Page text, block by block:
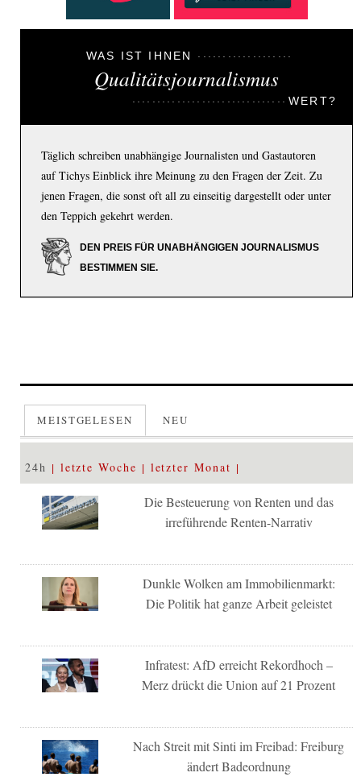
WAS IST IHNEN
Qualitätsjournalismus
WERT?
Täglich schreiben unabhängige Journalisten und Gastautoren
auf Tichys Einblick ihre Meinung zu den Fragen der Zeit. Zu
jenen Fragen, die sonst oft all zu einseitig dargestellt oder unter
den Teppich gekehrt werden.
DEN PREIS FÜR UNABHÄNGIGEN JOURNALISMUS
BESTIMMEN SIE.
MEISTGELESEN NEU
24h letzte Woche letzter Monat
Die Besteuerung von Renten und das
irreführende Renten-Narrativ
Dunkle Wolken am Immobilienmarkt:
Die Politik hat ganze Arbeit geleistet
Infratest: AfD erreicht Rekordhoch –
Merz drückt die Union auf 21 Prozent
Nach Streit mit Sinti im Freibad: Freiburg
ändert Badeordnung